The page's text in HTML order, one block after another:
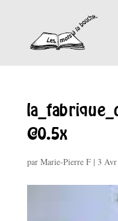
@0.5x
par Marie-Pierre F| 3 Avr